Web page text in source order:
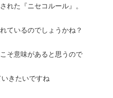
れた『ニセコルール』。
ているのでしょうかね？
そ意味があると思うので
きたいですね